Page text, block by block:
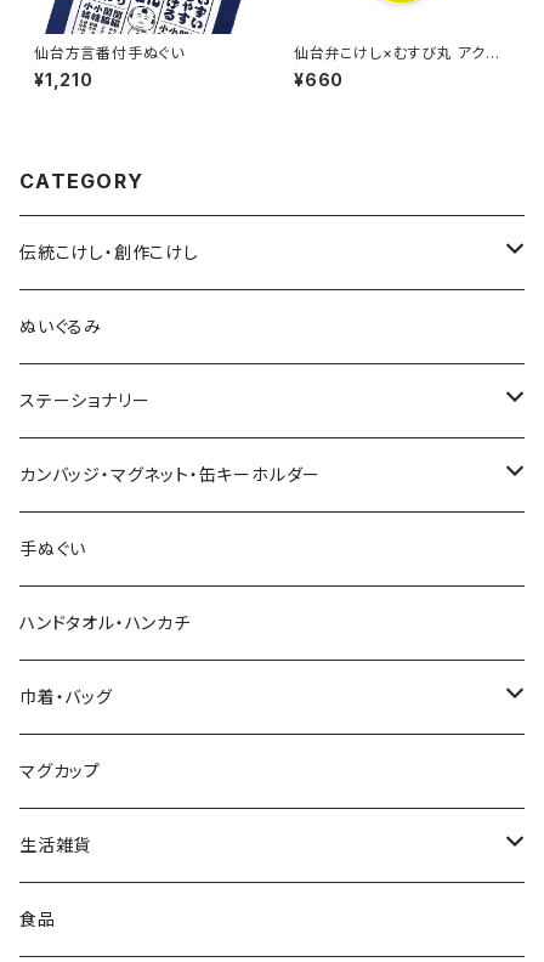
仙台方言番付手ぬぐい
¥1,210
仙台弁こけし×むすび丸 アクリ
ルキーホルダー（イエロー）
¥660
CATEGORY
伝統こけし・創作こけし
木村敦工人（弥治郎系）
池内潮音工人（弥治郎系）
上田康友工人（弥治郎系）
新山真由美工人（弥治郎系）
新山吉紀工人（弥治郎系）
星定良工人（弥治郎系）
平賀輝幸工人（作並系）
早坂政弘工人（遠刈田系）
仙台弁こけしのこけし
ぬいぐるみ
ステーショナリー
アクリルキーホルダー
シール
ポストカード
付箋（ふせん）
スタンプ
ステッカー
マスキングテープ
カンバッジ・マグネット・缶キーホルダー
バッジ
マグネット
手ぬぐい
ハンドタオル・ハンカチ
巾着・バッグ
エコバッグ
ポーチ
マグカップ
生活雑貨
スポンジ
食品